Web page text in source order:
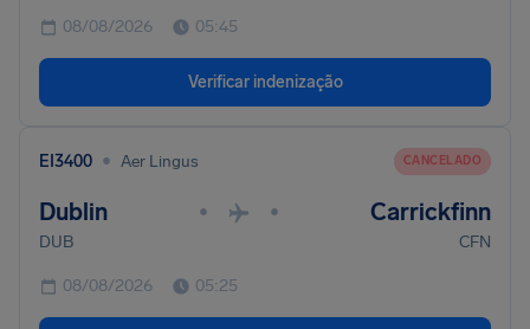
08/08/2026 05:45
Verificar indenização
EI3400 • Aer Lingus CANCELADO
Dublin • • Carrickfinn
DUB CFN
08/08/2026 05:25